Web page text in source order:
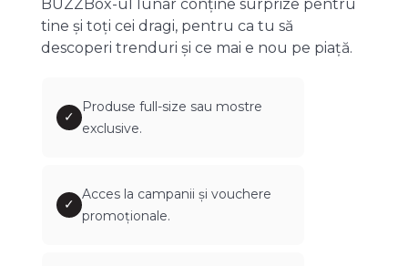
BUZZBox-ul lunar conține surprize pentru
tine și toți cei dragi, pentru ca tu să
descoperi trenduri și ce mai e nou pe piață.
✓
Produse full-size sau mostre
exclusive.
✓
Acces la campanii și vouchere
promoționale.